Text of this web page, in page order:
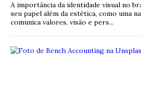
A importância da identidade visual no
seu papel além da estética, como uma
comunica valores, visão e pers...